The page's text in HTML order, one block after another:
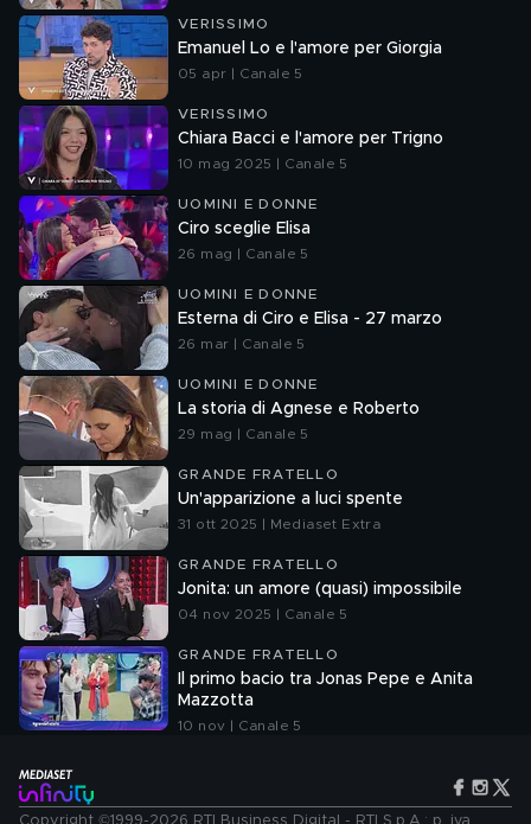
VERISSIMO
Emanuel Lo e l'amore per Giorgia
05 apr | Canale 5
VERISSIMO
Chiara Bacci e l'amore per Trigno
10 mag 2025 | Canale 5
UOMINI E DONNE
Ciro sceglie Elisa
26 mag | Canale 5
UOMINI E DONNE
Esterna di Ciro e Elisa - 27 marzo
26 mar | Canale 5
UOMINI E DONNE
La storia di Agnese e Roberto
29 mag | Canale 5
GRANDE FRATELLO
Un'apparizione a luci spente
31 ott 2025 | Mediaset Extra
GRANDE FRATELLO
Jonita: un amore (quasi) impossibile
04 nov 2025 | Canale 5
GRANDE FRATELLO
Il primo bacio tra Jonas Pepe e Anita
Mazzotta
10 nov | Canale 5